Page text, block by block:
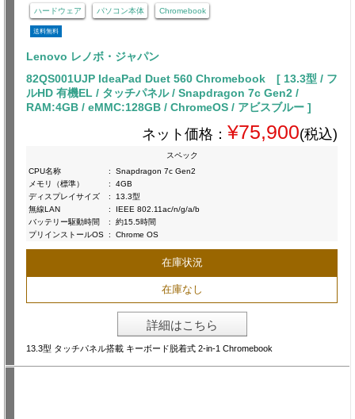
ハードウェア パソコン本体 Chromebook
送料無料
Lenovo レノボ・ジャパン
82QS001UJP IdeaPad Duet 560 Chromebook [ 13.3型 / フ
ルHD 有機EL / タッチパネル / Snapdragon 7c Gen2 /
RAM:4GB / eMMC:128GB / ChromeOS / アビスブルー ]
ネット価格： ¥75,900(税込)
スペック
CPU名称
:
Snapdragon 7c Gen2
メモリ（標準）
:
4GB
ディスプレイサイズ
:
13.3型
無線LAN
:
IEEE 802.11ac/n/g/a/b
バッテリー駆動時間
:
約15.5時間
プリインストールOS : Chrome OS
在庫状況
在庫なし
詳細はこちら
13.3型 タッチパネル搭載 キーボード脱着式 2-in-1 Chromebook